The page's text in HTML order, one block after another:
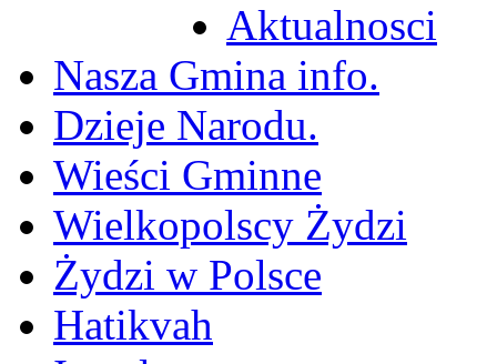
Aktualnosci
Nasza Gmina info.
Dzieje Narodu.
Wieści Gminne
Wielkopolscy Żydzi
Żydzi w Polsce
Hatikvah